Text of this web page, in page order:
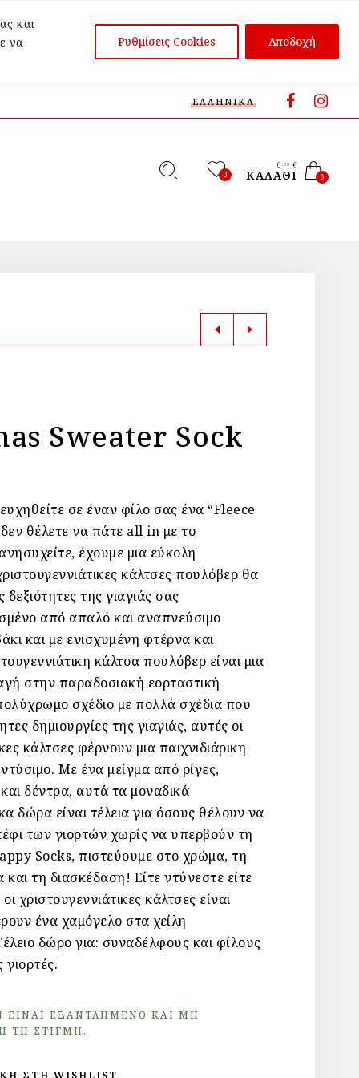
και
να
Ρυθμίσεις Cookies Αποδοχή
ΕΛΛΗΝΙΚΆ
0
0 ,00 €
ΚΑΛΆΘΙ 0
Sweater Sock
σε έναν φίλο σας ένα “Fleece
θέλετε να πάτε all in με το
έχουμε μια εύκολη
κάλτσες πουλόβερ θα
δεξιότητες της γιαγιάς σας
από απαλό και αναπνεύσιμο
και με ενισχυμένη φτέρνα και
κάλτσα πουλόβερ είναι μια
στην παραδοσιακή εορταστική
σχέδιο με πολλά σχέδια που
δημιουργίες της γιαγιάς, αυτές οι
κάλτσες φέρνουν μια παιχνιδιάρικη
Με ένα μείγμα από ρίγες,
δέντρα, αυτά τα μοναδικά
δώρα είναι τέλεια για όσους θέλουν να
των γιορτών χωρίς να υπερβούν τη
Socks, πιστεύουμε στο χρώμα, τη
και τη διασκέδαση! Είτε ντύνεστε είτε
χριστουγεννιάτικες κάλτσες είναι
ένα χαμόγελο στα χείλη
δώρο για: συναδέλφους και φίλους
ΕΊΝΑΙ ΕΞΑΝΤΛΗΜΈΝΟ ΚΑΙ ΜΉ
ΤΗ ΣΤΙΓΜΉ.
ΣΤΗ WISHLIST